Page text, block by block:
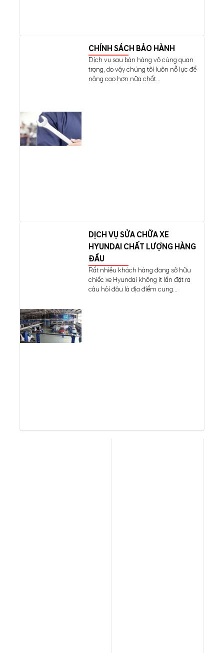
CHÍNH SÁCH BẢO HÀNH
Dịch vụ sau bán hàng vô cùng quan
trọng, do vậy chúng tôi luôn nỗ lực để
nâng cao hơn nữa chất...
DỊCH VỤ SỬA CHỮA XE
HYUNDAI CHẤT LƯỢNG HÀNG
ĐẦU
Rất nhiều khách hàng đang sở hữu
chiếc xe Hyundai không ít lần đặt ra
câu hỏi đâu là địa điểm cung...